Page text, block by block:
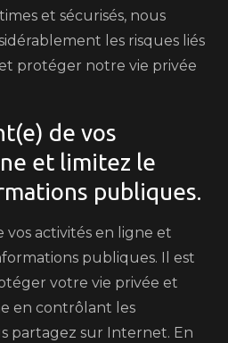
et sécurisés, nous
les risques liés
protéger notre vie privée
de vos
et limitez le
publiques.
vos activités en ligne et
publiques. Il est
votre vie privée et
en contrôlant les
partagez sur Internet. En